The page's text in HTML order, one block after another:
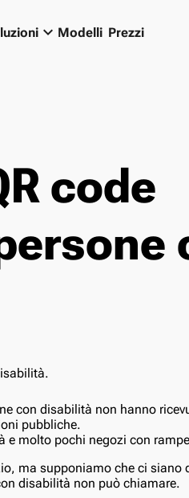
keyboard_arrow_down Modelli Prezzi
code
con disabilità non hanno
pubbliche.
e molto pochi negozi con
ma supponiamo che ci siano
disabilità non può chiamare.